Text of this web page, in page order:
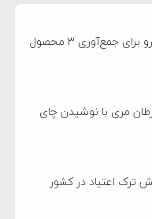
دستور سازمان غذا و دارو برای جمع‌آوری ۳ محصول
مری با نوشیدن چای
ترک اعتیاد در کشور